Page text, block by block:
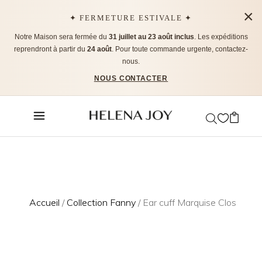
✦ FERMETURE ESTIVALE ✦
Notre Maison sera fermée du 31 juillet au 23 août inclus. Les expéditions
reprendront à partir du 24 août. Pour toute commande urgente, contactez-
nous.
NOUS CONTACTER
×
Accueil / Collection Fanny / Ear cuff Marquise Clos